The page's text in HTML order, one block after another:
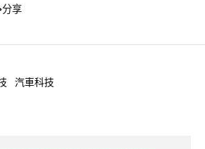
分享
汽車科技